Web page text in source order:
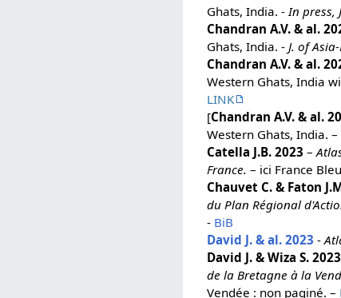
Ghats, India. - In press,
Chandran A.V. & al.
Ghats, India. - J. of
Chandran A.V. & al.
Western Ghats, India
LINK
[Chandran A.V. & al.
Western Ghats, India. –
Catella J.B. 2023 –
France. – ici France
Chauvet C. & Faton
du Plan Régional
- BiB
David J. & al. 2023 -
David J. & Wiza S. 2023
de la Bretagne à la
Vendée : non paginé. –